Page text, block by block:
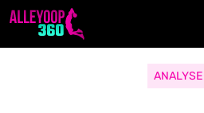
Aller
ANALYSE